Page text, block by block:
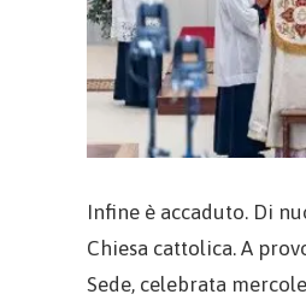
Infine è accaduto. Di
Chiesa cattolica. A
Sede, celebrata